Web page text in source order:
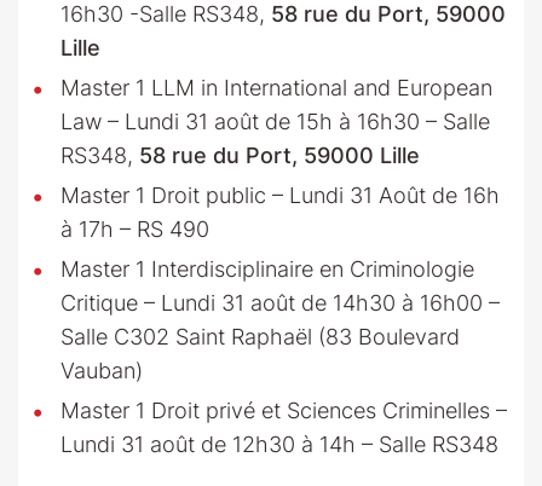
16h30 -Salle RS348, 58 rue du Port, 59000
Lille
Master 1 LLM in International and European
Law – Lundi 31 août de 15h à 16h30 – Salle
RS348, 58 rue du Port, 59000 Lille
Master 1 Droit public – Lundi 31 Août de 16h
à 17h – RS 490
Master 1 Interdisciplinaire en Criminologie
Critique – Lundi 31 août de 14h30 à 16h00 –
Salle C302 Saint Raphaël (83 Boulevard
Vauban)
Master 1 Droit privé et Sciences Criminelles –
Lundi 31 août de 12h30 à 14h – Salle RS348